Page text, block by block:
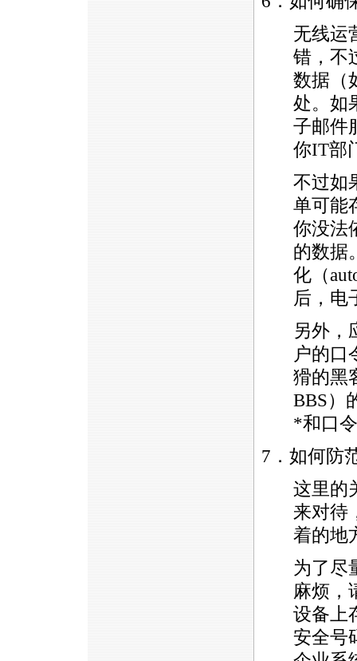
无线运
错，不
数据（
处。如
子邮件
你IT部
不过如
单可能
你没法
的数据
化（
后，电
另外，
户的口
猾的黑
BBS）
*和口
7．如何防
这里的
来对待
着的地
为了尽
麻烦，
设备上
安全号